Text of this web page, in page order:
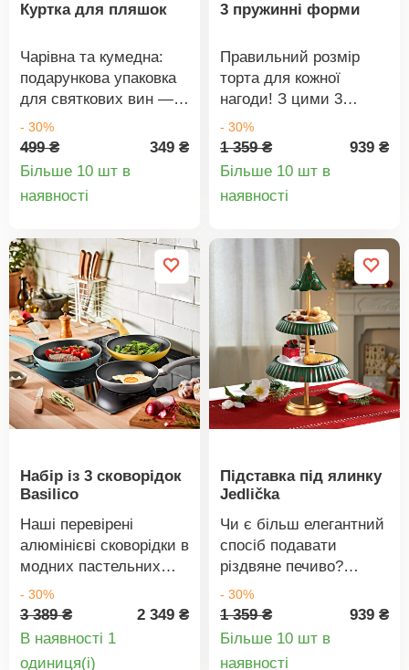
Куртка для пляшок
Чарівна та кумедна:
подарункова упаковка
для святкових вин —
ідеально підходить
для будь-якої нагоди!
- 30%
499 ₴
349 ₴
Більше 10 шт в
наявності
3 пружинні форми
Правильний розмір
торта для кожної
нагоди! З цими 3
формами для
випікання ви ідеально
підготуєтеся — навіть
триярусних святкових
- 30%
1 359 ₴
939 ₴
Більше 10 шт в
наявності
Набір із 3 сковорідок
Basilico
Наші перевірені
алюмінієві сковорідки в
модних пастельних
кольорах, звичайно ж,
тієї ж якості: міцний
литий алюміній з
- 30%
3 389 ₴
2 349 ₴
В наявності 1
oдиниця(і)
Підставка під ялинку
Jedlička
Чи є більш елегантний
спосіб подавати
різдвяне печиво?
Підставка просто має
бути на столі. Також
підходить для смачних
- 30%
1 359 ₴
939 ₴
Більше 10 шт в
наявності